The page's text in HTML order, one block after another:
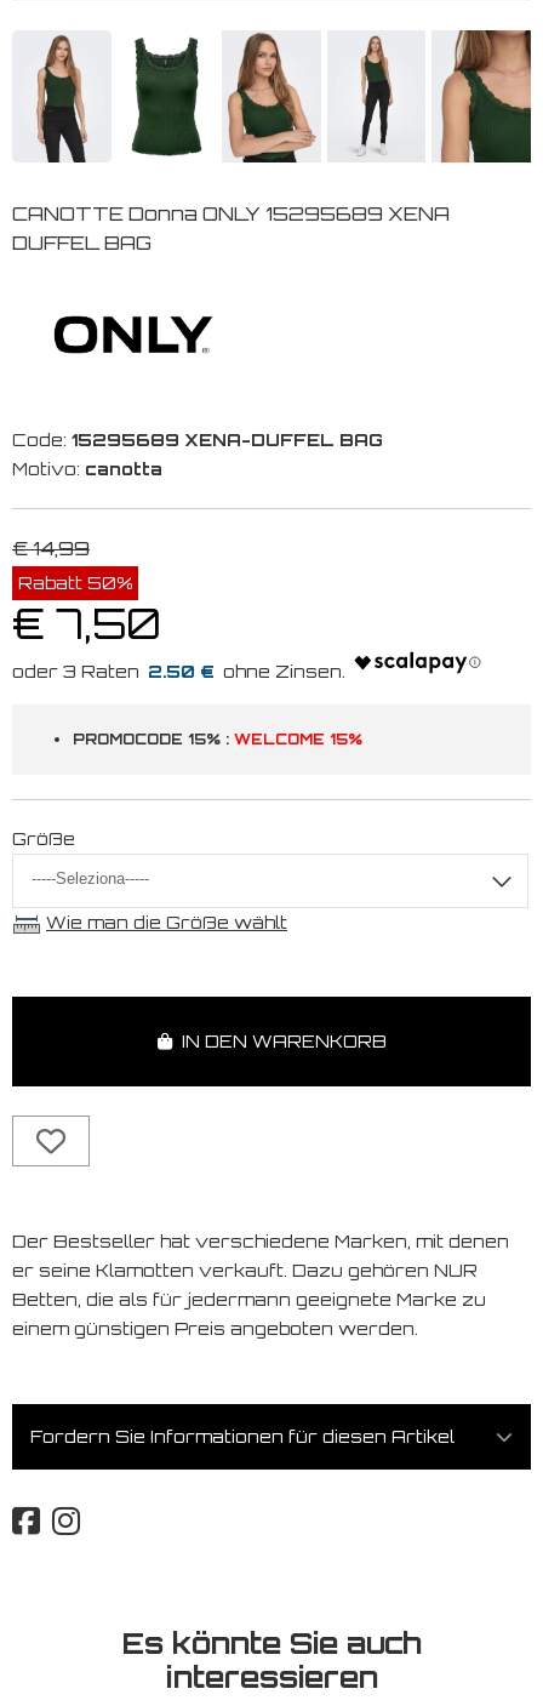
CANOTTE Donna ONLY 15295689 XENA
DUFFEL BAG
Code: 15295689 XENA-DUFFEL BAG
Motivo: canotta
€ 14,99
Rabatt 50%
€ 7,50
2.50 €
PROMOCODE 15% : WELCOME 15%
Größe
Wie man die Größe wählt
IN DEN WARENKORB
Der Bestseller hat verschiedene Marken, mit denen
er seine Klamotten verkauft. Dazu gehören NUR
Betten, die als für jedermann geeignete Marke zu
einem günstigen Preis angeboten werden.
Fordern Sie Informationen für diesen Artikel
Es könnte Sie auch
interessieren